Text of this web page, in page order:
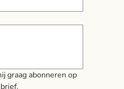
graag abonneren op